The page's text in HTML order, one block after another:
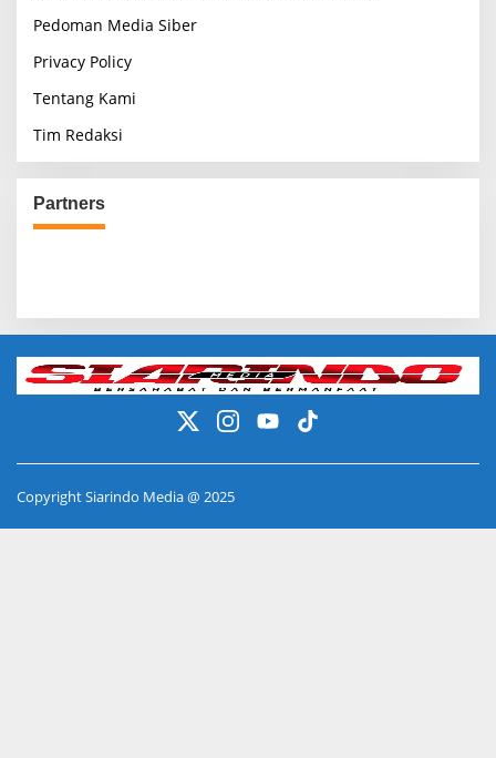
Pedoman Media Siber
Privacy Policy
Tentang Kami
Tim Redaksi
Partners
Copyright Siarindo Media @ 2025